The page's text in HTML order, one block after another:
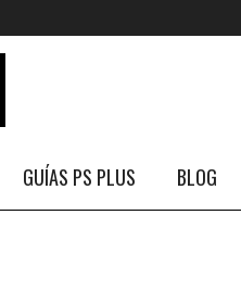
GUÍAS PS PLUS BLOG